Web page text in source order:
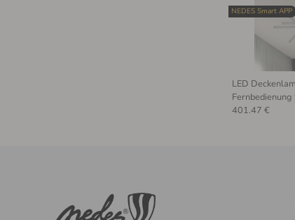
LED
NEDES Smart APP
401.47 €